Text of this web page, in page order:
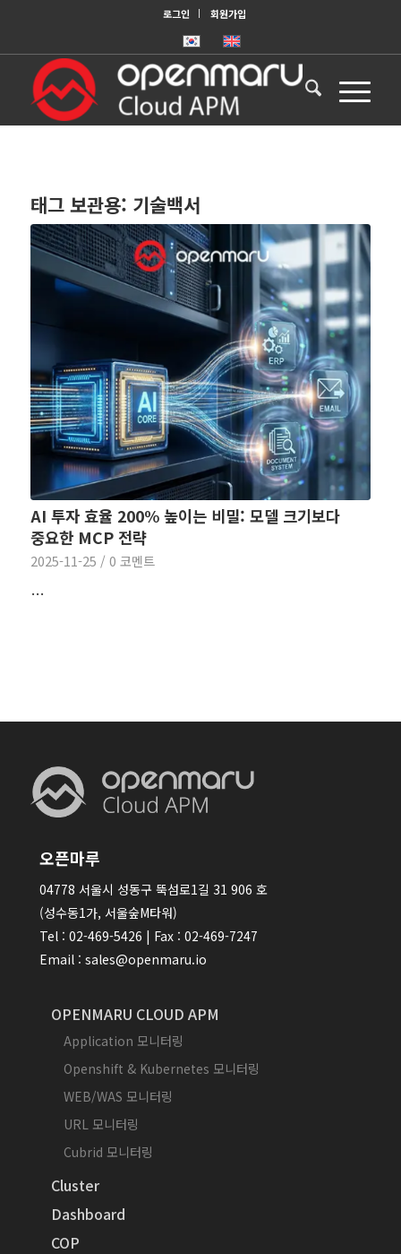
로그인 회원가입
태그 보관용: 기술백서
AI 투자 효율 200% 높이는 비밀: 모델 크기보다
중요한 MCP 전략
2025-11-25 / 0 코멘트
…
오픈마루
04778 서울시 성동구 뚝섬로1길 31 906 호
(성수동1가, 서울숲M타워)
Tel : 02-469-5426 | Fax : 02-469-7247
Email : sales@openmaru.io
OPENMARU CLOUD APM
Application 모니터링
Openshift & Kubernetes 모니터링
WEB/WAS 모니터링
URL 모니터링
Cubrid 모니터링
Cluster
Dashboard
COP